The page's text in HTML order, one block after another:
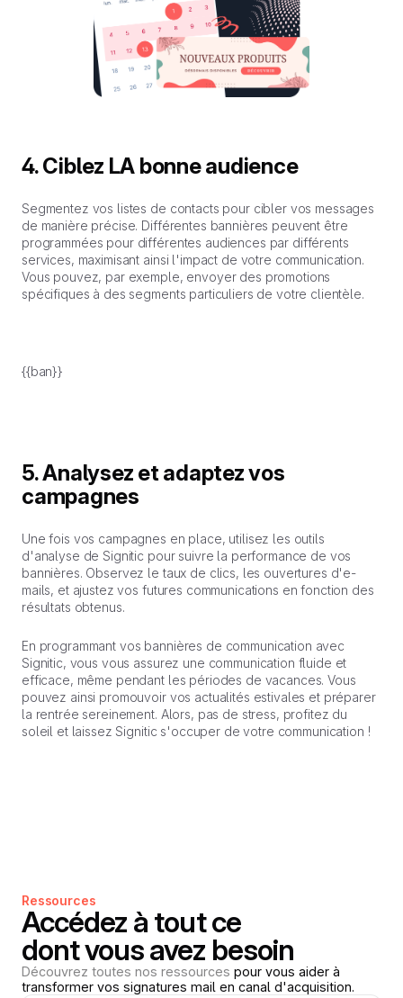
4. Ciblez LA bonne audience
Segmentez vos listes de contacts pour cibler vos messages
de manière précise. Différentes bannières peuvent être
programmées pour différentes audiences par différents
services, maximisant ainsi l'impact de votre communication.
Vous pouvez, par exemple, envoyer des promotions
spécifiques à des segments particuliers de votre clientèle.
{{ban}}
5. Analysez et adaptez vos
campagnes
Une fois vos campagnes en place, utilisez les outils
d'analyse de Signitic pour suivre la performance de vos
bannières. Observez le taux de clics, les ouvertures d'e-
mails, et ajustez vos futures communications en fonction des
résultats obtenus.
En programmant vos bannières de communication avec
Signitic, vous vous assurez une communication fluide et
efficace, même pendant les périodes de vacances. Vous
pouvez ainsi promouvoir vos actualités estivales et préparer
la rentrée sereinement. Alors, pas de stress, profitez du
soleil et laissez Signitic s'occuper de votre communication !
Ressources
Accédez à tout ce
dont vous avez besoin
Découvrez toutes nos ressources pour vous aider à
transformer vos signatures mail en canal d'acquisition.